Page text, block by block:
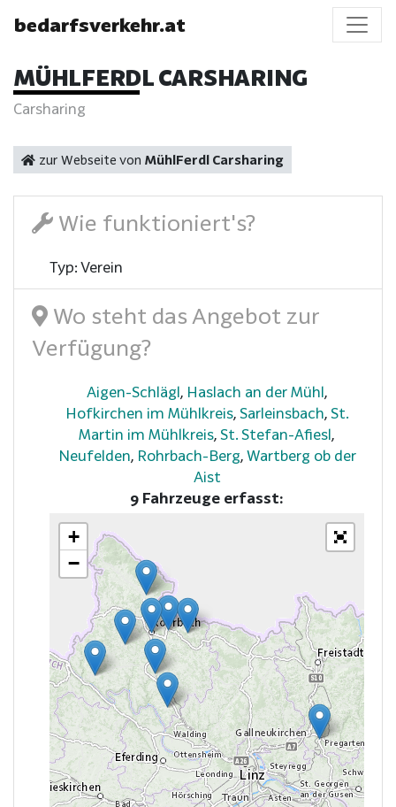
bedarfsverkehr.at
MÜHLFERDL CARSHARING
Carsharing
zur Webseite von MühlFerdl Carsharing
Wie funktioniert's?
Typ: Verein
Wo steht das Angebot zur
Verfügung?
Aigen-Schlägl, Haslach an der Mühl,
Hofkirchen im Mühlkreis, Sarleinsbach, St.
Martin im Mühlkreis, St. Stefan-Afiesl,
Neufelden, Rohrbach-Berg, Wartberg ob der
Aist
9 Fahrzeuge erfasst:
+
−